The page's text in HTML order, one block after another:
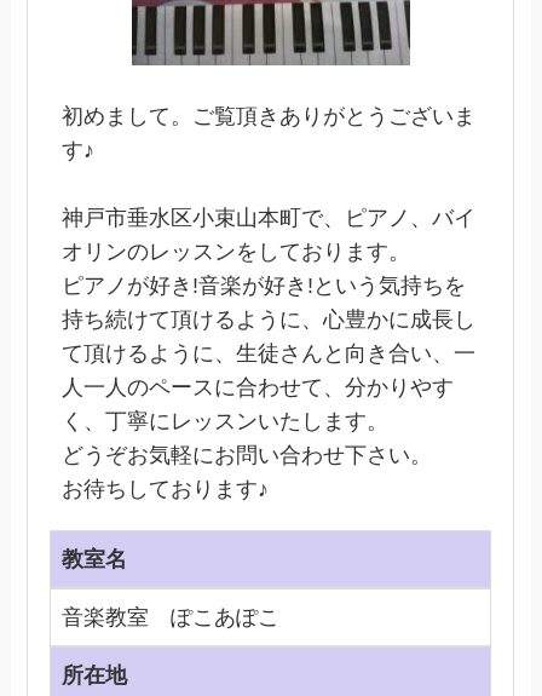
初めまして。ご覧頂きありがとうございま
す♪
神戸市垂水区小束山本町で、ピアノ、バイ
オリンのレッスンをしております。
ピアノが好き!音楽が好き!という気持ちを
持ち続けて頂けるように、心豊かに成長し
て頂けるように、生徒さんと向き合い、一
人一人のペースに合わせて、分かりやす
く、丁寧にレッスンいたします。
どうぞお気軽にお問い合わせ下さい。
お待ちしております♪
教室名
音楽教室 ぽこあぽこ
所在地